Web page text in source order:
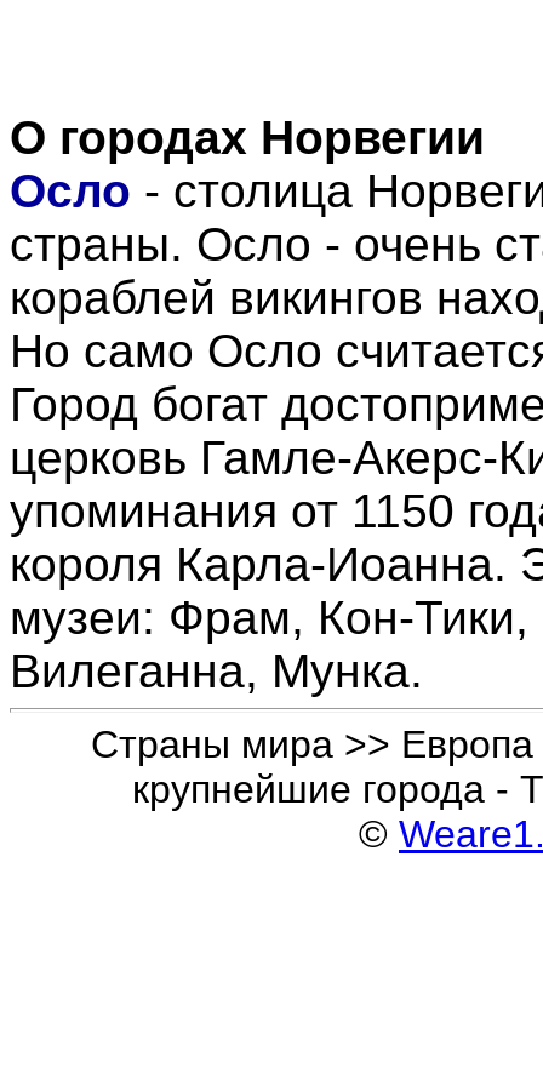
О городах Норвегии
Осло - столица
страны. Осло - очень
кораблей викингов
Но само Осло
Город богат
церковь Гамле-Акерс-
упоминания от 1150
короля Карла-Иоанна.
музеи: Фрам, Кон-
Вилеганна, Мунка.
Страны мира >>
крупнейшие города -
©